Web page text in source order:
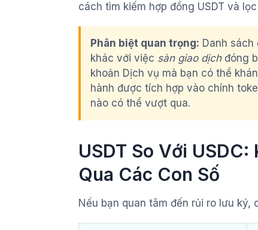
cách tìm kiếm hợp đồng USDT và
Phân biệt quan trọng: Danh
khác với việc sàn giao dịchđóng
khoản Dịch vụ mà bạn có thể
hành được tích hợp vào chính
nào có thể vượt qua.
USDT So Với
Qua Các Con Số
Nếu bạn quan tâm đến rủi ro lưu